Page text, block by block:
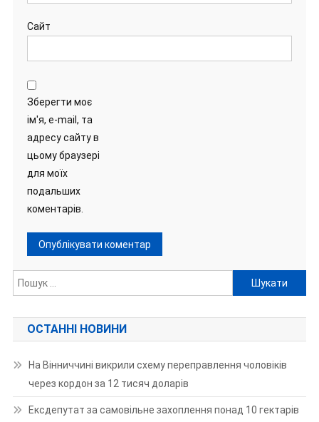
Сайт
Зберегти моє
ім'я, e-mail, та
адресу сайту в
цьому браузері
для моїх
подальших
коментарів.
Пошук:
ОСТАННІ НОВИНИ
На Вінниччині викрили схему переправлення чоловіків
через кордон за 12 тисяч доларів
Ексдепутат за самовільне захоплення понад 10 гектарів